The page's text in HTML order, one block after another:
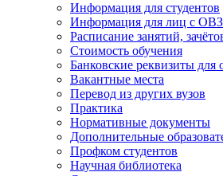
Информация для студентов
Информация для лиц с
Расписание занятий,
Стоимость обучения
Банковские реквизиты для
Вакантные места
Перевод из других вузов
Практика
Нормативные документы
Дополнительные
Профком студентов
Научная библиотека